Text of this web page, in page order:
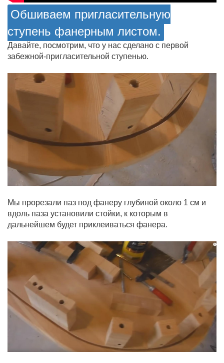
Обшиваем пригласительную
ступень фанерным листом.
Давайте, посмотрим, что у нас сделано с первой
забежной-пригласительной ступенью.
Мы прорезали паз под фанеру глубиной около 1 см и
вдоль паза установили стойки, к которым в
дальнейшем будет приклеиваться фанера.